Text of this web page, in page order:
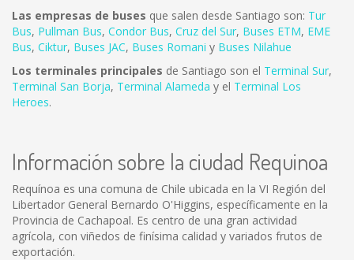
Las empresas de buses que salen desde Santiago son: Tur
Bus, Pullman Bus, Condor Bus, Cruz del Sur, Buses ETM, EME
Bus, Ciktur, Buses JAC, Buses Romani y Buses Nilahue
Los terminales principales de Santiago son el Terminal Sur,
Terminal San Borja, Terminal Alameda y el Terminal Los
Heroes.
Información sobre la ciudad Requinoa
Requínoa es una comuna de Chile ubicada en la VI Región del
Libertador General Bernardo O'Higgins, específicamente en la
Provincia de Cachapoal. Es centro de una gran actividad
agrícola, con viñedos de finísima calidad y variados frutos de
exportación.